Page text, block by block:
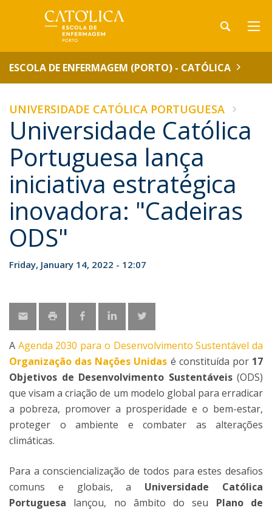
ESCOLA DE ENFERMAGEM (PORTO) - CATÓLICA
UNIVERSIDADE CATÓLICA PORTUGUESA
Universidade Católica
Portuguesa lança
iniciativa estratégica
inovadora: "Cadeiras
ODS"
Friday, January 14, 2022 - 12:07
A Agenda 2030 para o Desenvolvimento Sustentável da
Organização das Nações Unidas é constituída por 17
Objetivos de Desenvolvimento Sustentáveis(ODS)
que visam a criação de um modelo global para erradicar
a pobreza, promover a prosperidade e o bem-estar,
proteger o ambiente e combater as alterações
climáticas.
Para a consciencialização de todos para estes desafios
comuns e globais, a Universidade Católica
Portuguesa lançou, no âmbito do seu Plano de